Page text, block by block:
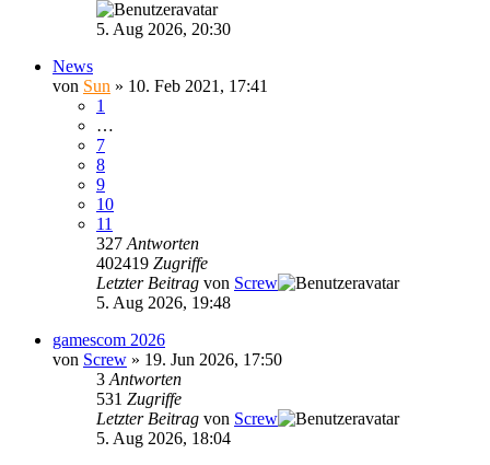
5. Aug 2026, 20:30
News
von Sun » 10. Feb 2021, 17:41
1
…
7
8
9
10
11
327 Antworten
402419 Zugriffe
Letzter Beitrag von Screw
5. Aug 2026, 19:48
gamescom 2026
von Screw » 19. Jun 2026, 17:50
3 Antworten
531 Zugriffe
Letzter Beitrag von Screw
5. Aug 2026, 18:04